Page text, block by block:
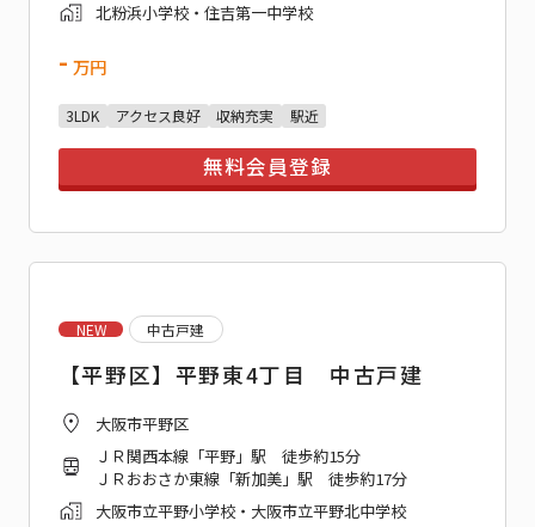
北粉浜小学校・住吉第一中学校
- 万円
3LDK アクセス良好 収納充実 駅近
無料会員登録
NEW 中古戸建
【平野区】平野東4丁目 中古戸建
大阪市平野区
ＪＲ関西本線「平野」駅 徒歩約15分
ＪＲおおさか東線「新加美」駅 徒歩約17分
大阪市立平野小学校・大阪市立平野北中学校